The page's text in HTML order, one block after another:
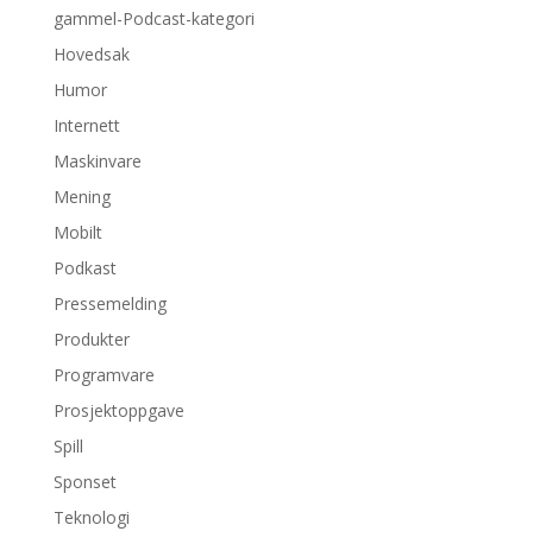
gammel-Podcast-kategori
Hovedsak
Humor
Internett
Maskinvare
Mening
Mobilt
Podkast
Pressemelding
Produkter
Programvare
Prosjektoppgave
Spill
Sponset
Teknologi